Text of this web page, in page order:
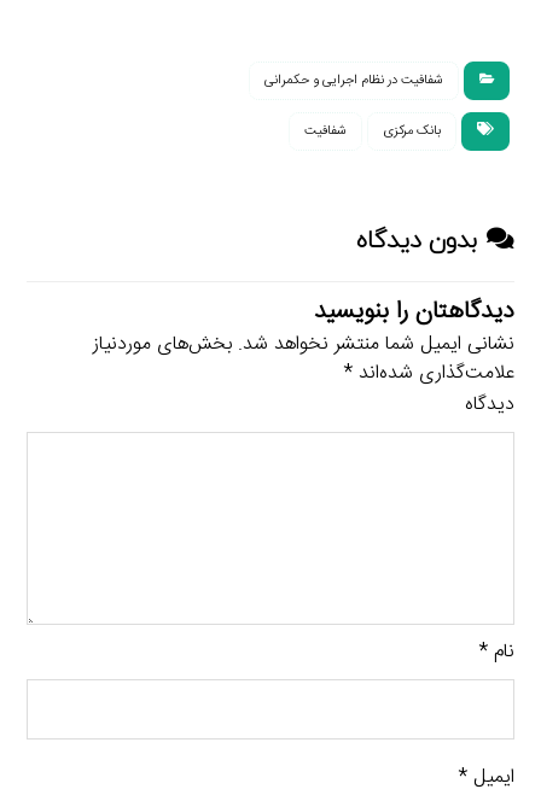
شفافیت در نظام اجرایی و حکمرانی
بانک مرکزی شفافیت
بدون دیدگاه
دیدگاهتان را بنویسید
نشانی ایمیل شما منتشر نخواهد شد. بخش‌های موردنیاز
علامت‌گذاری شده‌اند*
دیدگاه
نام*
ایمیل*